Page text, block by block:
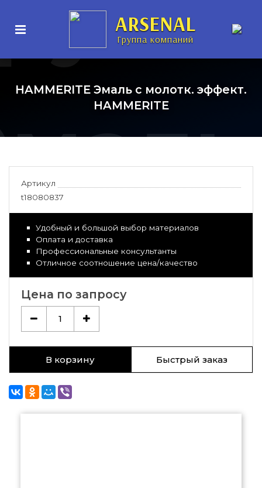
ARSENAL
Группа компаний
HAMMERITE Эмаль с молотк. эффект.
HAMMERITE
Артикул
t18080837
Удобный и большой выбор материалов
Оплата и доставка
Профессиональные консультанты
Отличное соотношение цена/качество
Цена по запросу
1
В корзину Быстрый заказ